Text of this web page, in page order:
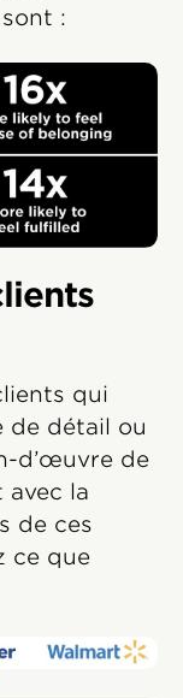
:
qui
de détail ou
d’œuvre de
avec la
de ces
ce que